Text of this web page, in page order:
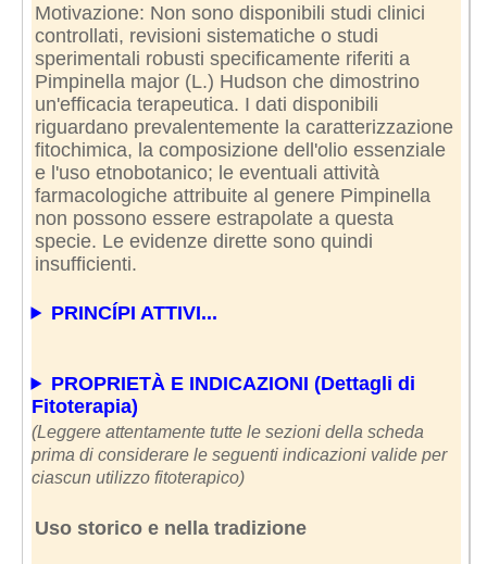
Motivazione: Non sono disponibili studi clinici
controllati, revisioni sistematiche o studi
sperimentali robusti specificamente riferiti a
Pimpinella major (L.) Hudson che dimostrino
un'efficacia terapeutica. I dati disponibili
riguardano prevalentemente la caratterizzazione
fitochimica, la composizione dell'olio essenziale
e l'uso etnobotanico; le eventuali attività
farmacologiche attribuite al genere Pimpinella
non possono essere estrapolate a questa
specie. Le evidenze dirette sono quindi
insufficienti.
PRINCÍPI ATTIVI...
PROPRIETÀ E INDICAZIONI (Dettagli di
Fitoterapia)
(Leggere attentamente tutte le sezioni della scheda
prima di considerare le seguenti indicazioni valide per
ciascun utilizzo fitoterapico)
Uso storico e nella tradizione